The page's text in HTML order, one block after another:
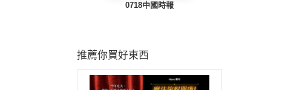
0718中國時報
推薦你買好東西